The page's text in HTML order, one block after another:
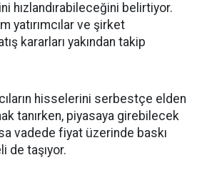
hızlandırabileceğini belirtiyor.
yatırımcılar ve şirket
kararları yakından takip
hisselerini serbestçe elden
tanırken, piyasaya girebilecek
vadede fiyat üzerinde baskı
de taşıyor.